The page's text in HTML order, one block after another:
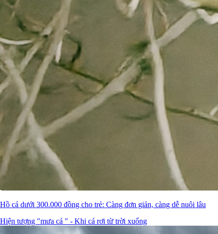
Hồ cá dưới 300.000 đồng cho trẻ: Càng đơn giản, càng dễ nuôi lâu
Hiện tượng "mưa cá " - Khi cá rơi từ trời xuống